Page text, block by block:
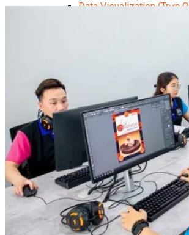
Data Visualization (Trực
Trọn Bộ Công Cụ AI Văn
Trọn Bộ Công Cụ AI Ứng
Lập Trình Cho Trẻ Em
Tin Học Ứng Dụng
Thiết Kế (Design)
Thiết Kế Đồ Họa Chuyên
Chuyên Viên Thiết Kế Nội
3D Game Art & Design
Mỹ Thuật Đa Phương Tiện
3D Animation
Mỹ Thuật Số – Digital Art
Motion Graphics Basic
Adobe Photoshop –
Hội Họa Thiếu Nhi